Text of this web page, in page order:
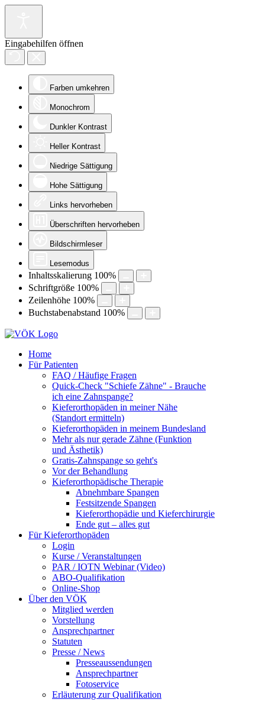
Eingabehilfen öffnen
Farben umkehren
Monochrom
Dunkler Kontrast
Heller Kontrast
Niedrige Sättigung
Hohe Sättigung
Links hervorheben
Überschriften hervorheben
Bildschirmleser
Lesemodus
Inhaltsskalierung 100%
Schriftgröße 100%
Zeilenhöhe 100%
Buchstabenabstand 100%
Home
Für Patienten
FAQ / Häufige Fragen
Quick-Check "Schiefe Zähne" - Brauche
ich eine Zahnspange?
Kieferorthopäden in meiner Nähe
(Standort ermitteln)
Kieferorthopäden in meinem Bundesland
Mehr als nur gerade Zähne (Funktion
und Ästhetik)
Gratis-Zahnspange so geht's
Vor der Behandlung
Kieferorthopädische Therapie
Abnehmbare Spangen
Festsitzende Spangen
Kieferorthopädie und Kieferchirurgie
Ende gut – alles gut
Für Kieferorthopäden
Login
Kurse / Veranstaltungen
PAR / IOTN Webinar (Video)
ABO-Qualifikation
Online-Shop
Über den VÖK
Mitglied werden
Vorstellung
Ansprechpartner
Statuten
Presse / News
Presseaussendungen
Ansprechpartner
Fotoservice
Erläuterung zur Qualifikation